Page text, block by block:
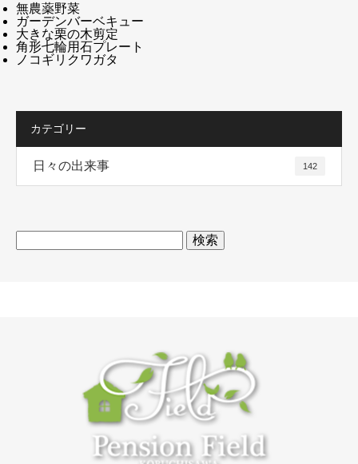
無農薬野菜
ガーデンバーベキュー
大きな栗の木剪定
角形七輪用石プレート
ノコギリクワガタ
カテゴリー
日々の出来事 142
検
索: